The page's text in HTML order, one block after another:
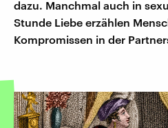
dazu. Manchmal auch in
Stunde Liebe erzählen
Kompromissen in der